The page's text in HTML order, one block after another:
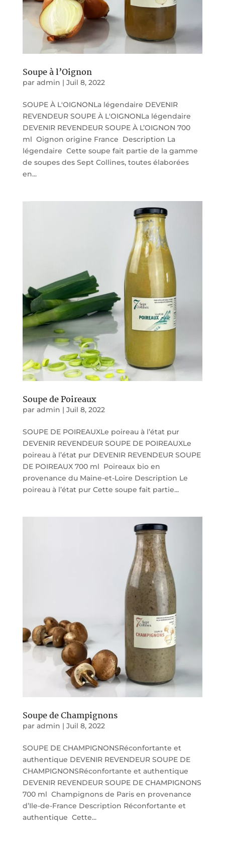
Soupe à l’Oignon
par admin | Juil 8, 2022
SOUPE À L'OIGNONLa légendaire DEVENIR
REVENDEUR SOUPE À L'OIGNONLa légendaire
DEVENIR REVENDEUR SOUPE À L’OIGNON 700
ml Oignon origine France Description La
légendaire Cette soupe fait partie de la gamme
de soupes des Sept Collines, toutes élaborées
en...
Soupe de Poireaux
par admin | Juil 8, 2022
SOUPE DE POIREAUXLe poireau à l’état pur
DEVENIR REVENDEUR SOUPE DE POIREAUXLe
poireau à l’état pur DEVENIR REVENDEUR SOUPE
DE POIREAUX 700 ml Poireaux bio en
provenance du Maine-et-Loire Description Le
poireau à l’état pur Cette soupe fait partie...
Soupe de Champignons
par admin | Juil 8, 2022
SOUPE DE CHAMPIGNONSRéconfortante et
authentique DEVENIR REVENDEUR SOUPE DE
CHAMPIGNONSRéconfortante et authentique
DEVENIR REVENDEUR SOUPE DE CHAMPIGNONS
700 ml Champignons de Paris en provenance
d’Ile-de-France Description Réconfortante et
authentique Cette...